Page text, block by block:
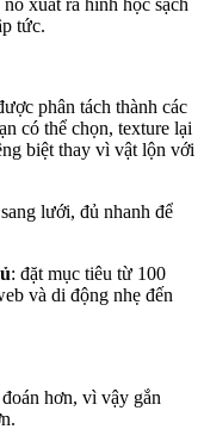
xuất ra hình học sạch
tức.
phân tách thành các
có thể chọn, texture lại
biệt thay vì vật lộn với
lưới, đủ nhanh để
: đặt mục tiêu từ 100
và di động nhẹ đến
hơn, vì vậy gắn